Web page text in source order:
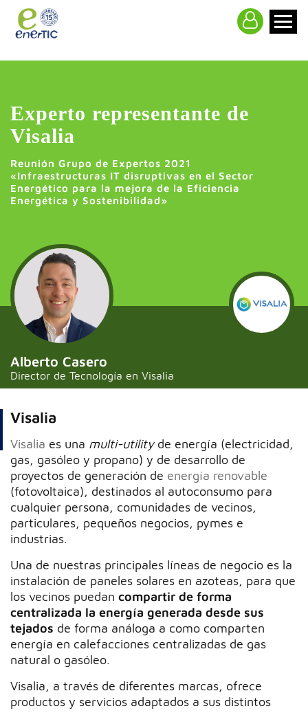
Experto representante de
Visalia
Reunión Grupo de Expertos 2021
«Infraestructuras IT disruptivas en el Sector
Energético para la mejora de la Eficiencia
Energética y Sostenibilidad»
Alberto Casero
Director de Tecnología en Visalia
Visalia
Visalia es una multi-utilityde energía (electricidad,
gas, gasóleo y propano) y de desarrollo de
proyectos de generación de energía renovable
(fotovoltaica), destinados al autoconsumo para
cualquier persona, comunidades de vecinos,
particulares, pequeños negocios, pymes e
industrias.
Una de nuestras principales líneas de negocio es la
instalación de paneles solares en azoteas, para que
los vecinos puedan compartir de forma
centralizada la energía generada desde sus
tejados de forma análoga a como comparten
energía en calefacciones centralizadas de gas
natural o gasóleo.
Visalia, a través de diferentes marcas, ofrece
productos y servicios adaptados a sus distintos